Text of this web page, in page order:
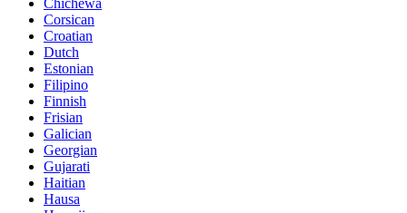
Chichewa
Corsican
Croatian
Dutch
Estonian
Filipino
Finnish
Frisian
Galician
Georgian
Gujarati
Haitian
Hausa